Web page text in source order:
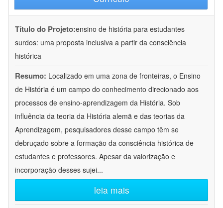
Título do Projeto:ensino de história para estudantes
surdos: uma proposta inclusiva a partir da consciência
histórica
Resumo: Localizado em uma zona de fronteiras, o Ensino
de História é um campo do conhecimento direcionado aos
processos de ensino-aprendizagem da História. Sob
influência da teoria da História alemã e das teorias da
Aprendizagem, pesquisadores desse campo têm se
debruçado sobre a formação da consciência histórica de
estudantes e professores. Apesar da valorização e
incorporação desses sujei...
leia mais